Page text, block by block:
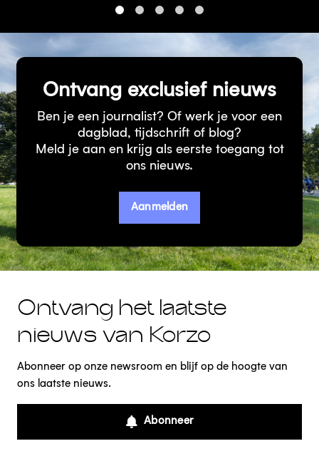
Ontvang exclusief nieuws
Ben je een journalist? Of werk je voor een
dagblad, tijdschrift of blog?
Meld je aan en krijg als eerste toegang tot
ons nieuws.
Aanmelden
Ontvang het laatste
nieuws van Korzo
Abonneer op onze newsroom en blijf op de hoogte van
ons laatste nieuws.
Abonneer